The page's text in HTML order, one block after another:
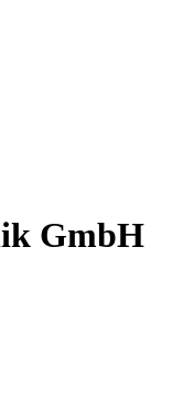
GmbH